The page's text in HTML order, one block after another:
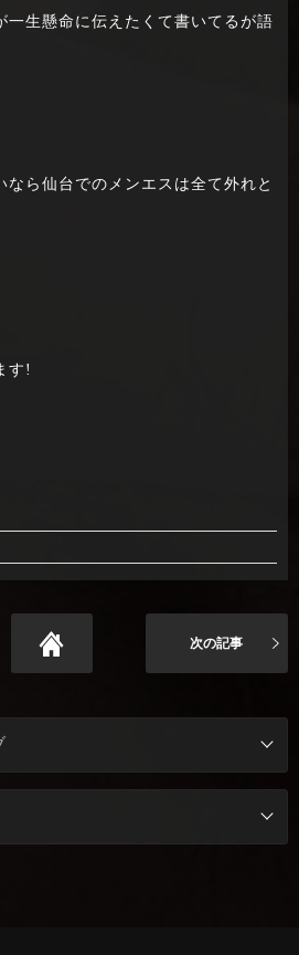
一生懸命に伝えたくて書いてるが語
なら仙台でのメンエスは全て外れと
す!
次の記事